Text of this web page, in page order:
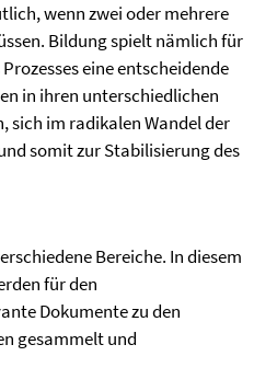
wenn zwei oder mehrere
Bildung spielt nämlich für
eine entscheidende
in ihren unterschiedlichen
sich im radikalen Wandel der
somit zur Stabilisierung des
Bereiche. In diesem
für den
Dokumente zu den
gesammelt und